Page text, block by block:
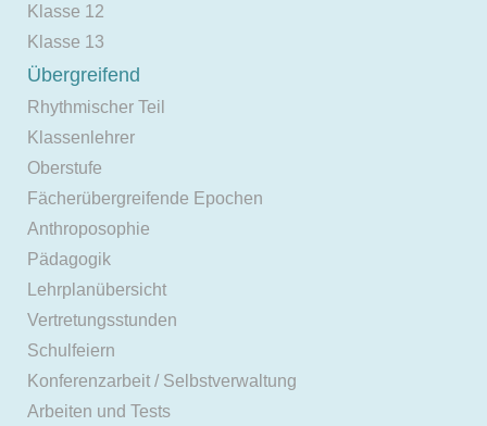
Klasse 12
Klasse 13
Übergreifend
Rhythmischer Teil
Klassenlehrer
Oberstufe
Fächerübergreifende Epochen
Anthroposophie
Pädagogik
Lehrplanübersicht
Vertretungsstunden
Schulfeiern
Konferenzarbeit / Selbstverwaltung
Arbeiten und Tests